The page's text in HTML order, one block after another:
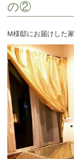
の②
M様邸にお届けした